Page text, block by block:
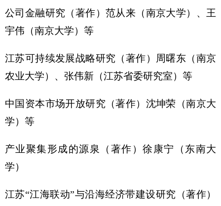
公司金融研究（著作）范从来（南京大学）、王
宇伟（南京大学）等
江苏可持续发展战略研究（著作）周曙东（南京
农业大学）、张伟新（江苏省委研究室）等
中国资本市场开放研究（著作）沈坤荣（南京大
学）等
产业聚集形成的源泉（著作）徐康宁（东南大
学）
江苏“江海联动”与沿海经济带建设研究（著作）